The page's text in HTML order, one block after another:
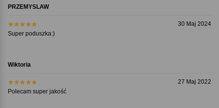
PRZEMYSLAW
30 Maj 2024
Super poduszka:)
Wiktoria
27 Maj 2022
Polecam super jakość